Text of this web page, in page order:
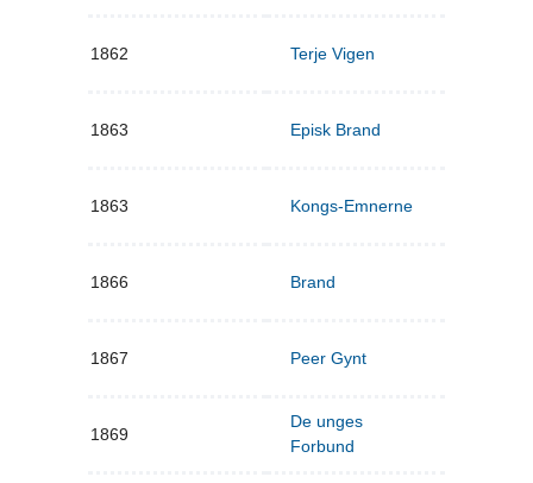
1862 Terje Vigen
1863 Episk Brand
1863 Kongs-Emnerne
1866 Brand
1867 Peer Gynt
1869
De unges
Forbund